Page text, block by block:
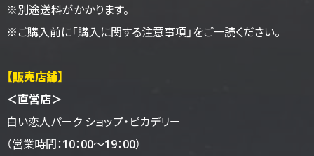
※別途送料がかかります。
※ご購入前に「購入に関する注意事項」をご一読ください。
【販売店舗】
＜直営店＞
白い恋人パーク ショップ・ピカデリー
（営業時間：10：00～19：00）